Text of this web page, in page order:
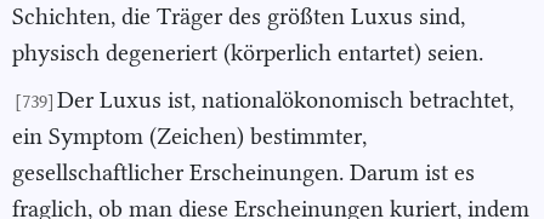
Schichten, die Träger des größten Luxus sind,
physisch degeneriert (körperlich entartet) seien.
[739] Der Luxus ist, nationalökonomisch betrachtet,
ein Symptom (Zeichen) bestimmter,
gesellschaftlicher Erscheinungen. Darum ist es
fraglich, ob man diese Erscheinungen kuriert, indem